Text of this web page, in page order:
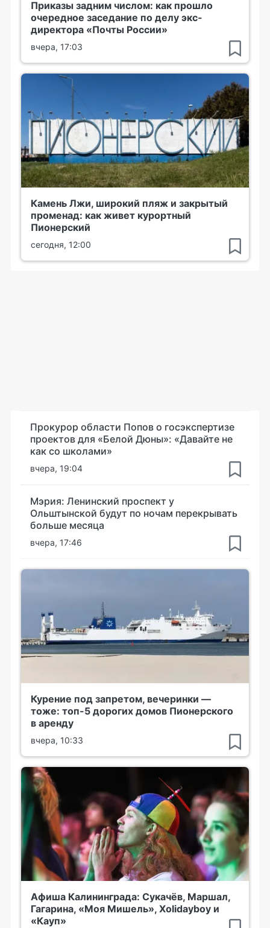
Приказы задним числом: как прошло
очередное заседание по делу экс-
директора «Почты России»
вчера, 17:03
Камень Лжи, широкий пляж и закрытый
променад: как живет курортный
Пионерский
сегодня, 12:00
Прокурор области Попов о госэкспертизе
проектов для «Белой Дюны»: «Давайте не
как со школами»
вчера, 19:04
Мэрия: Ленинский проспект у
Ольштынской будут по ночам перекрывать
больше месяца
вчера, 17:46
Курение под запретом, вечеринки —
тоже: топ-5 дорогих домов Пионерского
в аренду
вчера, 10:33
Афиша Калининграда: Сукачёв, Маршал,
Гагарина, «Моя Мишель», Xolidayboy и
«Кауп»